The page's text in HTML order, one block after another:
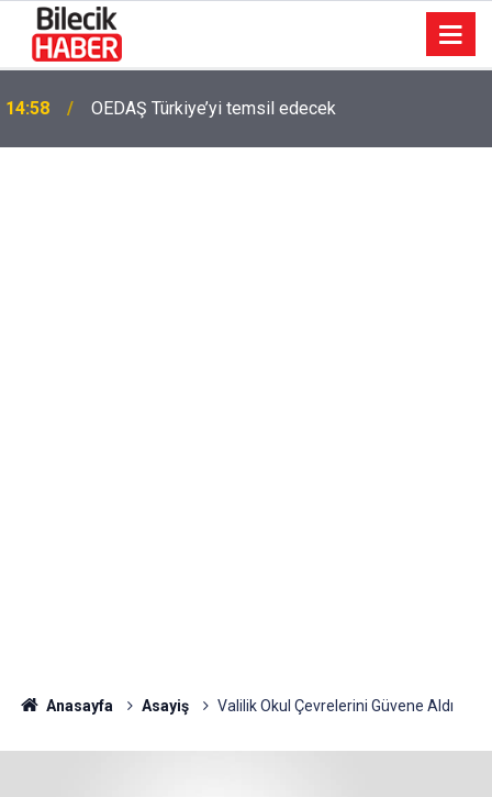
14:58 OEDAŞ Türkiye’yi temsil edecek
Anasayfa Asayiş Valilik Okul Çevrelerini Güvene Aldı